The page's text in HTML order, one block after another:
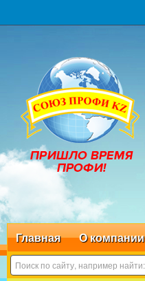
Главная О компании